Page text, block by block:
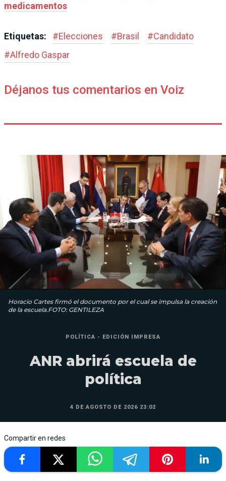
medicamentos
Etiquetas: #Elecciones #Brasil #Candidato
#Alfredo Gaspar
Déjanos tus comentarios en Voiz
Horacio Cartes firmó el documento por el cual se impulsa la creación
de la escuela.FOTO: GENTILEZA
POLÍTICA - EDICIÓN IMPRESA
ANR abrirá escuela de
política
4 DE AGOSTO DE 2026 23:02
Compartir en redes